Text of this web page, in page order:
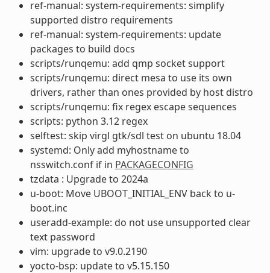
ref-manual: system-requirements: simplify
supported distro requirements
ref-manual: system-requirements: update
packages to build docs
scripts/runqemu: add qmp socket support
scripts/runqemu: direct mesa to use its own
drivers, rather than ones provided by host distro
scripts/runqemu: fix regex escape sequences
scripts: python 3.12 regex
selftest: skip virgl gtk/sdl test on ubuntu 18.04
systemd: Only add myhostname to
nsswitch.conf if in PACKAGECONFIG
tzdata : Upgrade to 2024a
u-boot: Move UBOOT_INITIAL_ENV back to u-
boot.inc
useradd-example: do not use unsupported clear
text password
vim: upgrade to v9.0.2190
yocto-bsp: update to v5.15.150